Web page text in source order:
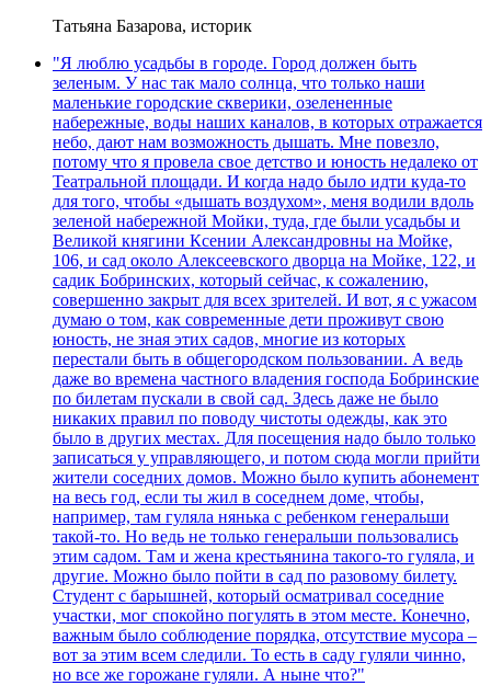
Татьяна Базарова, историк
"Я люблю усадьбы в городе. Город должен быть
зеленым. У нас так мало солнца, что только наши
маленькие городские скверики, озелененные
набережные, воды наших каналов, в которых отражается
небо, дают нам возможность дышать. Мне повезло,
потому что я провела свое детство и юность недалеко от
Театральной площади. И когда надо было идти куда-то
для того, чтобы «дышать воздухом», меня водили вдоль
зеленой набережной Мойки, туда, где были усадьбы и
Великой княгини Ксении Александровны на Мойке,
106, и сад около Алексеевского дворца на Мойке, 122, и
садик Бобринских, который сейчас, к сожалению,
совершенно закрыт для всех зрителей. И вот, я с ужасом
думаю о том, как современные дети проживут свою
юность, не зная этих садов, многие из которых
перестали быть в общегородском пользовании. А ведь
даже во времена частного владения господа Бобринские
по билетам пускали в свой сад. Здесь даже не было
никаких правил по поводу чистоты одежды, как это
было в других местах. Для посещения надо было только
записаться у управляющего, и потом сюда могли прийти
жители соседних домов. Можно было купить абонемент
на весь год, если ты жил в соседнем доме, чтобы,
например, там гуляла нянька с ребенком генеральши
такой-то. Но ведь не только генеральши пользовались
этим садом. Там и жена крестьянина такого-то гуляла, и
другие. Можно было пойти в сад по разовому билету.
Студент с барышней, который осматривал соседние
участки, мог спокойно погулять в этом месте. Конечно,
важным было соблюдение порядка, отсутствие мусора –
вот за этим всем следили. То есть в саду гуляли чинно,
но все же горожане гуляли. А ныне что?"